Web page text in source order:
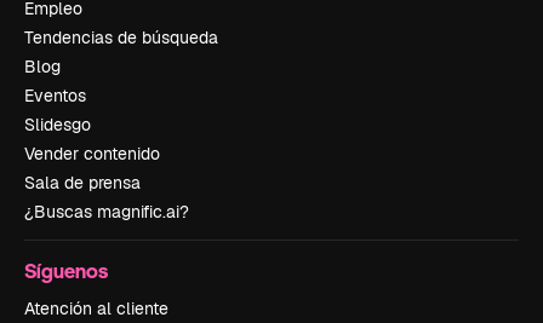
Empleo
Tendencias de búsqueda
Blog
Eventos
Slidesgo
Vender contenido
Sala de prensa
¿Buscas magnific.ai?
Síguenos
Atención al cliente